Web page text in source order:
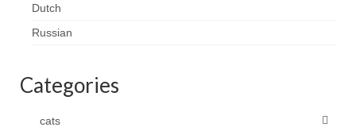
Dutch
Russian
Categories
cats